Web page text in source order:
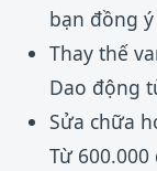
bạn đồng
Thay thế
Dao động
Sửa chữa
Từ